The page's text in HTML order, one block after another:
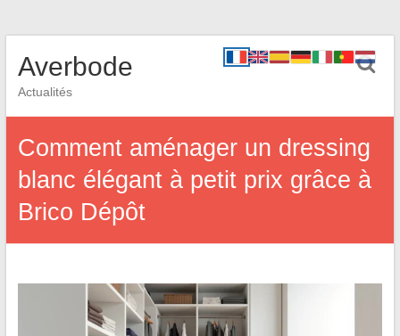
Averbode
Actualités
Comment aménager un dressing
blanc élégant à petit prix grâce à
Brico Dépôt